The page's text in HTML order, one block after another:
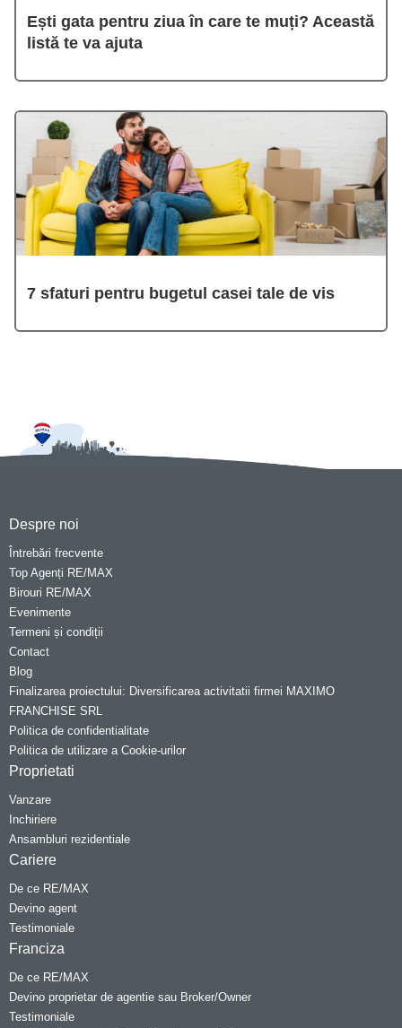
Ești gata pentru ziua în care te muți? Această
listă te va ajuta
7 sfaturi pentru bugetul casei tale de vis
Despre noi
Întrebări frecvente
Top Agenți RE/MAX
Birouri RE/MAX
Evenimente
Termeni și condiții
Contact
Blog
Finalizarea proiectului: Diversificarea activitatii firmei MAXIMO
FRANCHISE SRL
Politica de confidentialitate
Politica de utilizare a Cookie-urilor
Proprietati
Vanzare
Inchiriere
Ansambluri rezidentiale
Cariere
De ce RE/MAX
Devino agent
Testimoniale
Franciza
De ce RE/MAX
Devino proprietar de agentie sau Broker/Owner
Testimoniale